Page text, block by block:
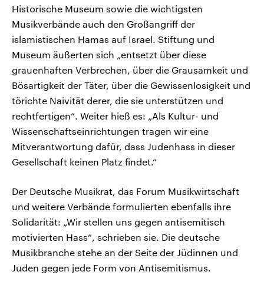
Historische Museum sowie die wichtigsten
Musikverbände auch den Großangriff der
islamistischen Hamas auf Israel. Stiftung und
Museum äußerten sich „entsetzt über diese
grauenhaften Verbrechen, über die Grausamkeit und
Bösartigkeit der Täter, über die Gewissenlosigkeit und
törichte Naivität derer, die sie unterstützen und
rechtfertigen“. Weiter hieß es: „Als Kultur- und
Wissenschaftseinrichtungen tragen wir eine
Mitverantwortung dafür, dass Judenhass in dieser
Gesellschaft keinen Platz findet.“
Der Deutsche Musikrat, das Forum Musikwirtschaft
und weitere Verbände formulierten ebenfalls ihre
Solidarität: „Wir stellen uns gegen antisemitisch
motivierten Hass“, schrieben sie. Die deutsche
Musikbranche stehe an der Seite der Jüdinnen und
Juden gegen jede Form von Antisemitismus.